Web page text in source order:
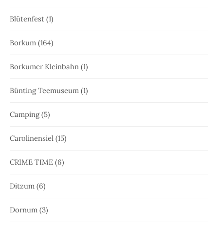
Blütenfest (1)
Borkum (164)
Borkumer Kleinbahn (1)
Bünting Teemuseum (1)
Camping(5)
Carolinensiel (15)
CRIME TIME (6)
Ditzum (6)
Dornum (3)